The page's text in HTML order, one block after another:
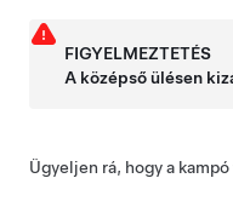
FIGYELMEZTETÉS
A középső ülésen
Ügyeljen rá, hogy a